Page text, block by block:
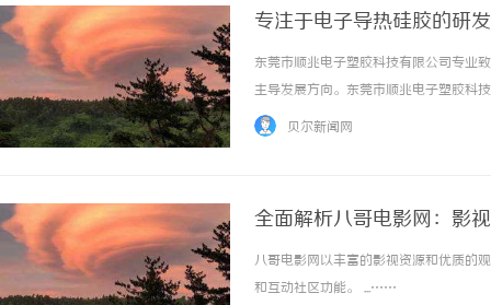
专注于电子导热硅胶的研
东莞市顺兆电子塑胶科技有限公司专业
主导发展方向。东莞市顺兆电子塑胶科
的导热产品专为一些在使用时因产生大
贝尔新闻网
全面解析八哥电影网：影
八哥电影网以丰富的影视资源和优质的
和互动社区功能。 ...……